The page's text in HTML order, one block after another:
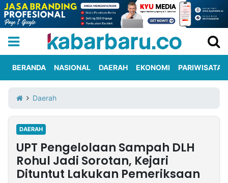
Iklan
Berita
Kami
Nasional
International
Olahraga
Entertainment
Daerah
Pariwisata
Kuliner
Kolom
BERANDA NASIONAL DAERAH EKONOMI PARIWISATA
Daerah
DAERAH
UPT Pengelolaan Sampah DLH
Rohul Jadi Sorotan, Kejari
Dituntut Lakukan Pemeriksaan